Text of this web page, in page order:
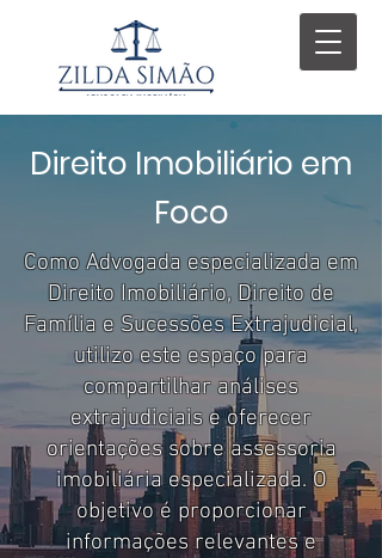
Direito Imobiliário em
Foco
Como Advogada especializada em
Direito Imobiliário, Direito de
Família e Sucessões Extrajudicial,
utilizo este espaço para
compartilhar análises
extrajudiciais e oferecer
orientações sobre assessoria
imobiliária especializada. O
objetivo é proporcionar
informações relevantes e